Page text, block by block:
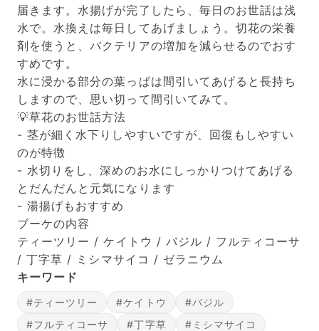
届いたお花に元気がなかったら？
もし届いたお花に「枯れている」「折れている」などの
不備があった場合は、些細なことでもお気軽にサポート
までご連絡ください。ご返金にて補償いたします。
届きます。水揚げが完了したら、毎日のお世話は浅
水で。水換えは毎日してあげましょう。切花の栄養
剤を使うと、バクテリアの増加を減らせるのでおす
すめです。
水に浸かる部分の葉っぱは間引いてあげると長持ち
しますので、思い切って間引いてみて。
💡草花のお世話方法
- 茎が細く水下りしやすいですが、回復もしやすい
のが特徴
- 水切りをし、深めのお水にしっかりつけてあげる
とだんだんと元気になります
- 湯揚げもおすすめ
ブーケの内容
ティーツリー / ケイトウ / バジル / フルティコーサ
/ 丁字草 / ミシマサイコ / ゼラニウム
キーワード
#ティーツリー #ケイトウ
#バジル
#フルティコーサ
#丁字草
#ミシマサイコ